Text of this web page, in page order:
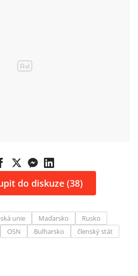
do diskuze (38)
unie Maďarsko
Rusko
OSN Bulharsko
členský stát